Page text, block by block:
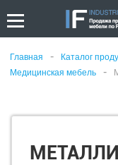
Главная - Каталог
Медицинская мебель -